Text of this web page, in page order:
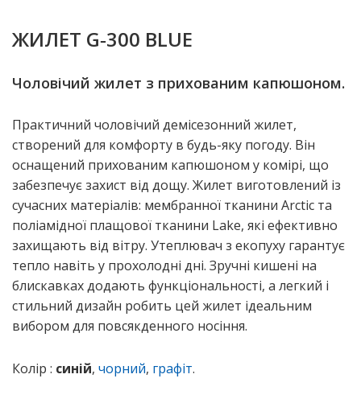
ЖИЛЕТ G‑300 BLUE
Чоловічий жилет з прихованим капюшоном.
Практичний чоловічий демісезонний жилет,
створений для комфорту в будь-яку погоду. Він
оснащений прихованим капюшоном у комірі, що
забезпечує захист від дощу. Жилет виготовлений із
сучасних матеріалів: мембранної тканини Arctic та
поліамідної плащової тканини Lake, які ефективно
захищають від вітру. Утеплювач з екопуху гарантує
тепло навіть у прохолодні дні. Зручні кишені на
блискавках додають функціональності, а легкий і
стильний дизайн робить цей жилет ідеальним
вибором для повсякденного носіння.
Колір : cиній, чорний, графіт.